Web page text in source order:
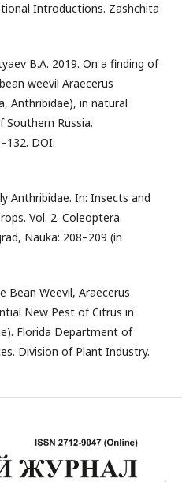
Introductions. Zashchita
B.A. 2019. On a finding of
weevil Araecerus
Anthribidae), in natural
Russia.
DOI:
Anthribidae. In: Insects and
Vol. 2. Coleoptera.
Nauka: 208–209 (in
Bean Weevil, Аrаeсеrus
New Pest of Citrus in
Florida Department of
Division of Plant Industry.